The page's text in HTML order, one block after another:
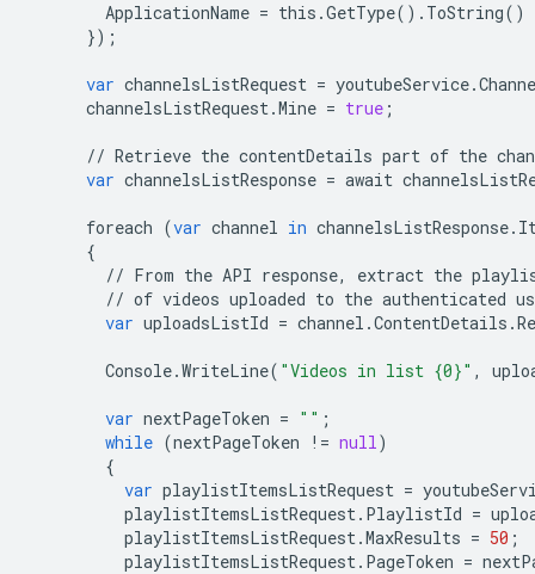
ApplicationName = this .GetType() . ToString()
});
var channelsListRequest = youtubeService.
channelsListRequest.Mine = true ;
// Retrieve the contentDetails part of the
var channelsListResponse = await
foreach (var channel in channelsListResponse.
{
// From the API response, extract the
// of videos uploaded to the authenticated
var uploadsListId = channel .ContentDetails .
Console.WriteLine( "Videos in list {0}" ,
var nextPageToken = "" ;
while (nextPageToken != null)
{
var playlistItemsListRequest =
playlistItemsListRequest. PlaylistId =
playlistItemsListRequest.MaxResults = 50 ;
playlistItemsListRequest. PageToken =